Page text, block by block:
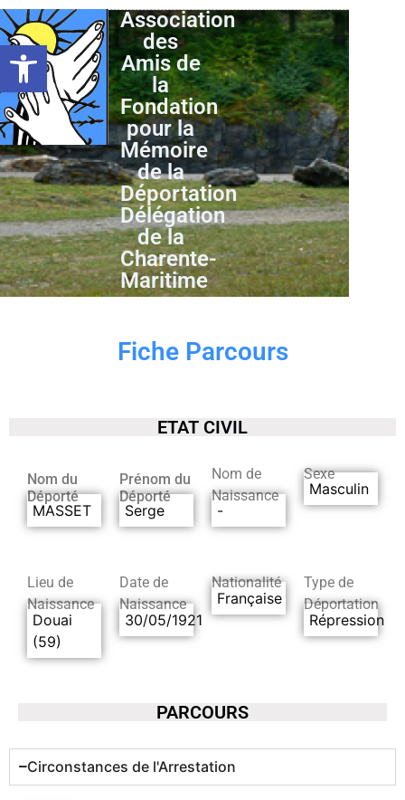
Ouvrir la barre d’outils
Association
des
Amis de
la
Fondation
pour la
Mémoire
de la
Déportation
Délégation
de la
Charente-
Maritime
Fiche Parcours
ETAT CIVIL
Nom du
Déporté
MASSET
Prénom du
Déporté
Serge
Nom de
Naissance
-
Sexe
Masculin
Lieu de
Naissance
Douai
(59)
Date de
Naissance
30/05/1921
Nationalité
Française
Type de
Déportation
Répression
PARCOURS
Circonstances de l'Arrestation